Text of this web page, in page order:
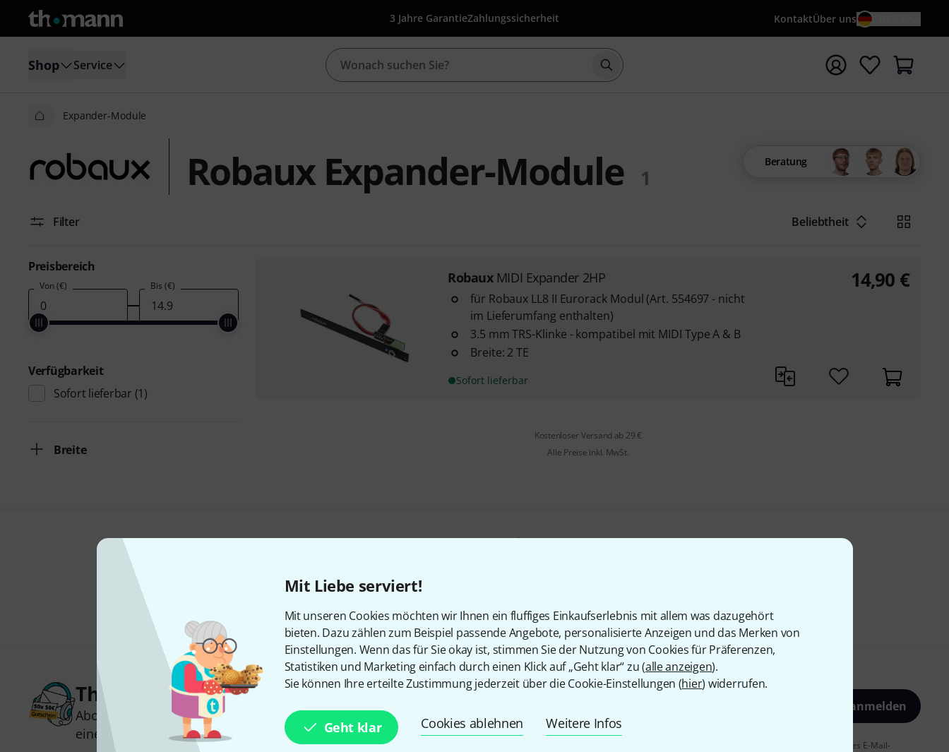
Mit Liebe serviert!
Mit unseren Cookies möchten wir Ihnen ein fluffiges Einkaufserlebnis mit allem was dazugehört
bieten. Dazu zählen zum Beispiel passende Angebote, personalisierte Anzeigen und das Merken von
Einstellungen. Wenn das für Sie okay ist, stimmen Sie der Nutzung von Cookies für Präferenzen,
Statistiken und Marketing einfach durch einen Klick auf „Geht klar“ zu (alle anzeigen).
Sie können Ihre erteilte Zustimmung jederzeit über die Cookie-Einstellungen (hier) widerrufen.
Geht klar Cookies ablehnen Weitere Infos
3 Jahre GarantieZahlungssicherheit KontaktÜber uns
Shop Service Suche mit Suchwort {searchTerm} starten
Expander-Module
Robaux Expander-Module 1
Beratung
Filter Beliebtheit
Preisbereich
Von (€) Bis (€)
Verfügbarkeit
Sofort lieferbar (1)
Breite
Robaux MIDI Expander 2HP
für Robaux LL8 II Eurorack Modul (Art. 554697 - nicht
im Lieferumfang enthalten)
3.5 mm TRS-Klinke - kompatibel mit MIDI Type A & B
Breite: 2 TE
Sofort lieferbar
14,90 €
Kostenloser Versand ab 29 €
Alle Preise inkl. MwSt.
Gefällt Ihnen, was Sie sehen?
Teilen
Thomann Newsletter
Abonniere den Thomann Newsletter und gewinne mit etwas Glück
einen von
50 Gutscheinen über jeweils 50€!
Jetzt anmelden
Mit Klick auf „Jetzt anmelden“ stimmen Sie dem Erhalt von E-Mail-Werbung und einer Messung des E-Mail-